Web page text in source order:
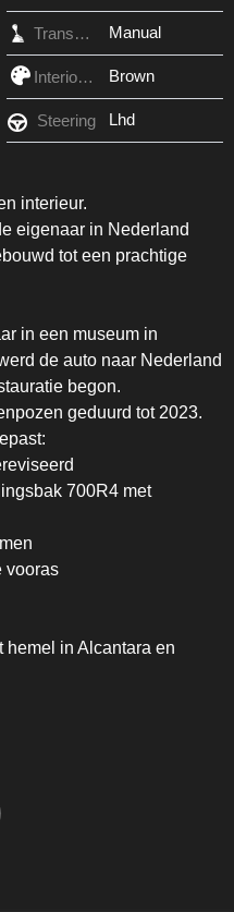
Transmission Manual
Interior Color Brown
Steering Lhd
interieur.
eigenaar in Nederland
tot een prachtige
in een museum in
de auto naar Nederland
begon.
geduurd tot 2023.
700R4 met
vooras
hemel in Alcantara en